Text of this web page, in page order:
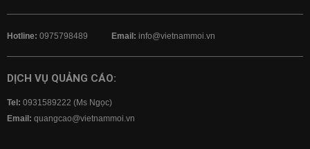
Hotline: 0975798489 Email: info@vietnammoi.vn
DỊCH VỤ QUẢNG CÁO:
Tel: 0931589222 (Ms Ngọc)
Email: quangcao@vietnammoi.vn